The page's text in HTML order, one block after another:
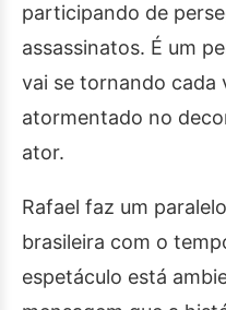
participando de
assassinatos. É um
vai se tornando cada
atormentado no
ator.
Rafael faz um
brasileira com o
espetáculo está